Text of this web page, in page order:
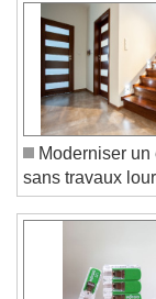
Moderniser un
sans travaux